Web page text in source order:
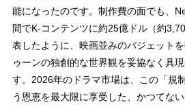
能になったのです。制作費の面でも、
間でK-コンテンツに約25億ドル（約
表したように、映画並みのバジェット
ゥーンの独創的な世界観を妥協なく具
す。2026年のドラマ市場は、この「規
う恩恵を最大限に享受した、かつてな